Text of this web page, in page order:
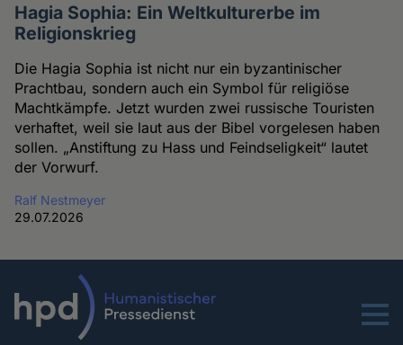
Hagia Sophia: Ein Weltkulturerbe im
Religionskrieg
Die Hagia Sophia ist nicht nur ein byzantinischer
Prachtbau, sondern auch ein Symbol für religiöse
Machtkämpfe. Jetzt wurden zwei russische Touristen
verhaftet, weil sie laut aus der Bibel vorgelesen haben
sollen. „Anstiftung zu Hass und Feindseligkeit“ lautet
der Vorwurf.
Ralf Nestmeyer
29.07.2026
Menu